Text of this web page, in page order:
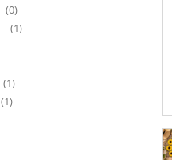
(0)
(1)
(1)
(1)